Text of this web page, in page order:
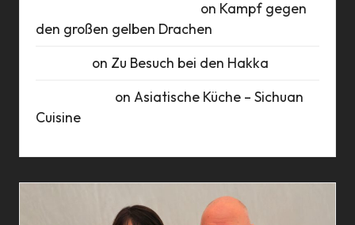
on Kampf gegen
den großen gelben Drachen
on Zu Besuch bei den Hakka
on Asiatische Küche – Sichuan
Cuisine